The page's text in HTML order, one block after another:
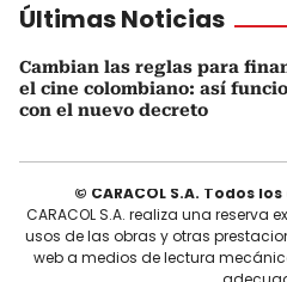
Últimas Noticias
Cambian las reglas para
el cine colombiano: así
con el nuevo decreto
© CARACOL S.A. Todos
CARACOL S.A. realiza una reserva
usos de las obras y otras
web a medios de lectura